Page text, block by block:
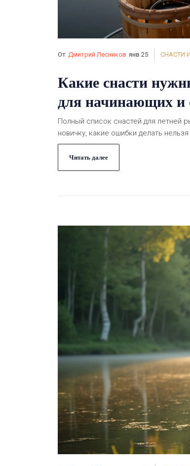
От Дмитрий Лесников янв 25 СНАСТИ
Какие снасти
для начинающих
Полный список снастей для летней
новичку, какие ошибки делать
Читать далее